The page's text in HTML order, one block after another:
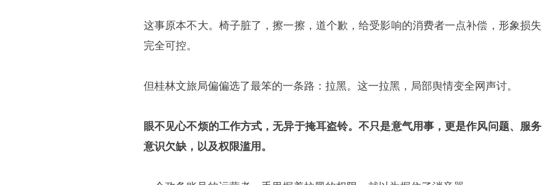
这事原本不大。椅子脏了，擦一擦，道个歉，给受影响的消费者一点补偿，形象损失
完全可控。
但桂林文旅局偏偏选了最笨的一条路：拉黑。这一拉黑，局部舆情变全网声讨。
眼不见心不烦的工作方式，无异于掩耳盗铃。不只是意气用事，更是作风问题、服务
意识欠缺，以及权限滥用。